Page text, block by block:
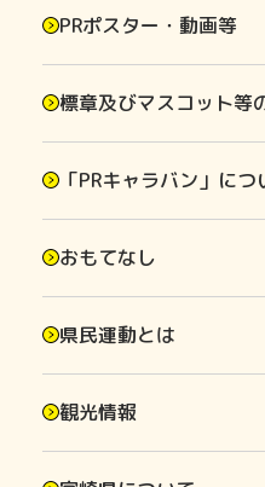
PRポスター・動画等
標章及びマスコット等
「PRキャラバン」につ
おもてなし
県民運動とは
観光情報